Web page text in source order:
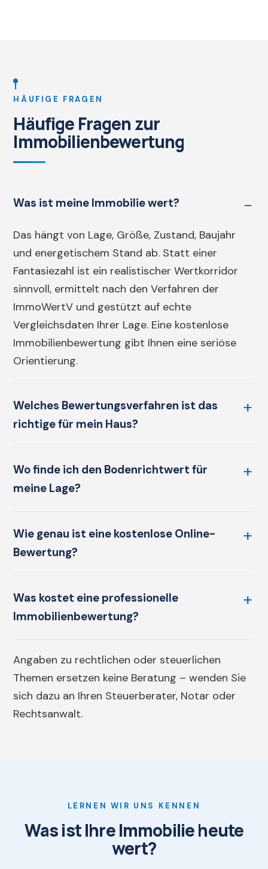
HÄUFIGE FRAGEN
Häufige Fragen zur
Immobilienbewertung
Was ist meine Immobilie wert?
Das hängt von Lage, Größe, Zustand, Baujahr
und energetischem Stand ab. Statt einer
Fantasiezahl ist ein realistischer Wertkorridor
sinnvoll, ermittelt nach den Verfahren der
ImmoWertV und gestützt auf echte
Vergleichsdaten Ihrer Lage. Eine kostenlose
Immobilienbewertung gibt Ihnen eine seriöse
Orientierung.
Welches Bewertungsverfahren ist das
richtige für mein Haus?
Wo finde ich den Bodenrichtwert für
meine Lage?
Wie genau ist eine kostenlose Online-
Bewertung?
Was kostet eine professionelle
Immobilienbewertung?
Angaben zu rechtlichen oder steuerlichen
Themen ersetzen keine Beratung – wenden Sie
sich dazu an Ihren Steuerberater, Notar oder
Rechtsanwalt.
LERNEN WIR UNS KENNEN
Was ist Ihre Immobilie heute
wert?